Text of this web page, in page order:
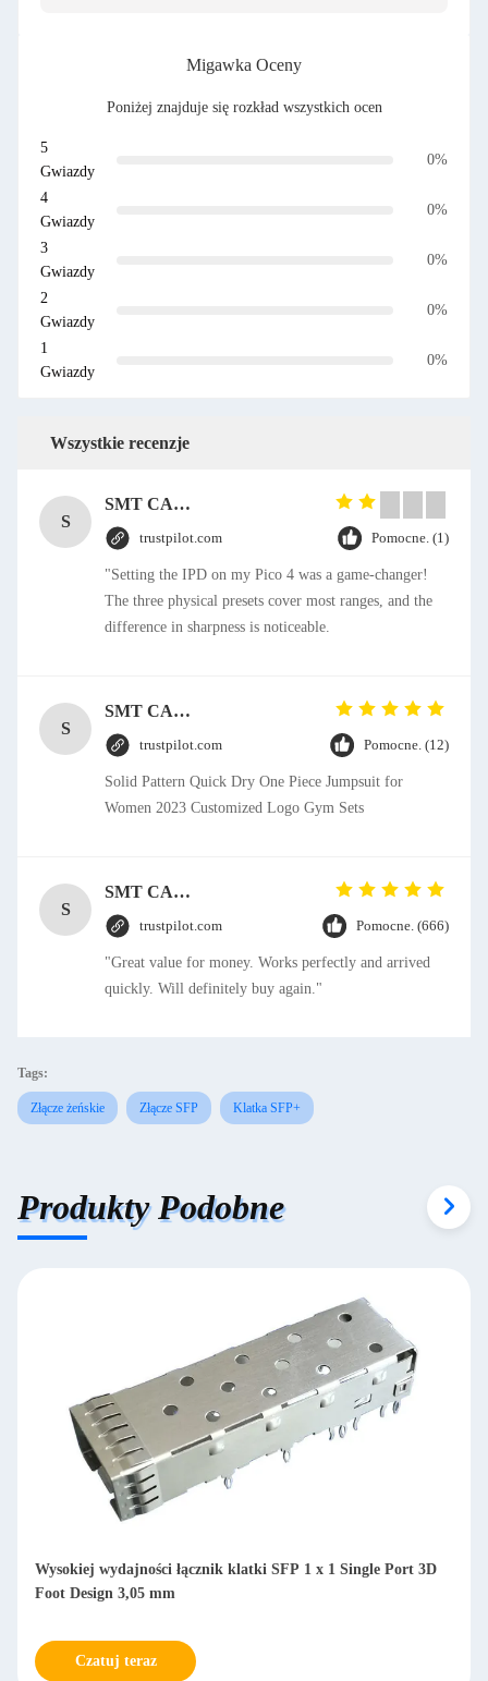
Migawka Oceny
Poniżej znajduje się rozkład wszystkich ocen
5
Gwiazdy
0%
4
Gwiazdy
0%
3
Gwiazdy
0%
2
Gwiazdy
0%
1
Gwiazdy
0%
Wszystkie recenzje
S
SMT CAP Type Box Header Connector 1.27mm Pitch Gold Flash Contact Plating
trustpilot.com Pomocne. (1)
"Setting the IPD on my Pico 4 was a game-changer!
The three physical presets cover most ranges, and the
difference in sharpness is noticeable.
S
SMT CAP Type Box Header Connector 1.27mm Pitch Gold Flash Contact Plating
trustpilot.com Pomocne. (12)
Solid Pattern Quick Dry One Piece Jumpsuit for
Women 2023 Customized Logo Gym Sets
S
SMT CAP Type Box Header Connector 1.27mm Pitch Gold Flash Contact Plating
trustpilot.com Pomocne. (666)
"Great value for money. Works perfectly and arrived
quickly. Will definitely buy again."
Tags:
Złącze żeńskie Złącze SFP Klatka SFP+
Produkty Podobne
Wysokiej wydajności łącznik klatki SFP 1 x 1 Single Port 3D
Foot Design 3,05 mm
Czatuj teraz